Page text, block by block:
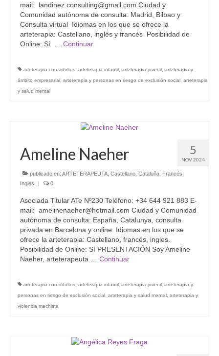
mail: landinez.consulting@gmail.com Ciudad y
Comunidad autónoma de consulta: Madrid, Bilbao y
Consulta virtual Idiomas en los que se ofrece la
arteterapia: Castellano, inglés y francés Posibilidad de
Online: Sí … Continuar
arteterapia con adultos, arteterapia infantil, arteterapia juvenil, arteterapia y
ámbito empresarial, arteterapia y personas en riesgo de exclusión social, arteterapia
y salud mental
5
NOV 2024
Ameline Naeher
publicado en: ARTETERAPEUTA Castellano Cataluña Francés
Inglés
| 0
Asociada Titular ATe Nº230 Teléfono: +34 644 921 883 E-
mail: amelinenaeher@hotmail.com Ciudad y Comunidad
autónoma de consulta: España, Catalunya, consulta
privada en Barcelona y online. Idiomas en los que se
ofrece la arteterapia: Castellano, francés, ingles.
Posibilidad de Online: Sí PRESENTACIÓN Soy Ameline
Naeher, arteterapeuta … Continuar
arteterapia con adultos arteterapia infantil arteterapia juvenil arteterapia y
personas en riesgo de exclusión social arteterapia y salud mental arteterapia y
violencia machista